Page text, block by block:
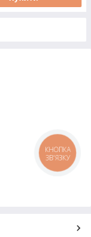
КНОПКА
ЗВ'ЯЗКУ